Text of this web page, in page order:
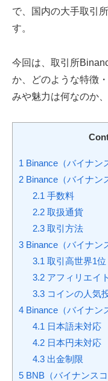
で、国内の大手取引
す。
今回は、取引所
か、どのような特徴
みや魅力は何なのか
1 Binance（バイナン
2 Binance（バイナン
2.1 手数料
2.2取扱通貨
2.3取引方法
3 Binance（バイナン
3.1 取引高世界1位
3.2アフィリエイ
3.3コインの人気
4 Binance（バイナン
4.1 日本語未対応
4.2日本円未対応
4.3出金制限
5 BNB（バイナンス